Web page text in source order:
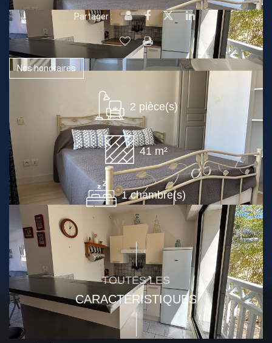
Partager :
Nos honoraires
2 pièce(s)
41 m²
1 chambre(s)
TOUTES LES
CARACTÉRISTIQUES